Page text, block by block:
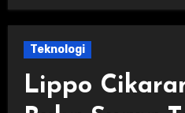
Teknologi
Lippo